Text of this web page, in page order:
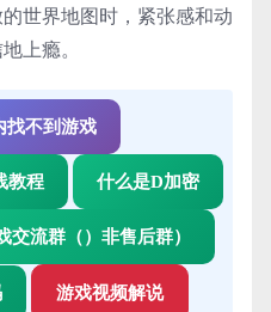
世界地图时，紧张感和动
上瘾。
找不到游戏
教程 什么是D加密
交流群（）非售后群）
游戏视频解说